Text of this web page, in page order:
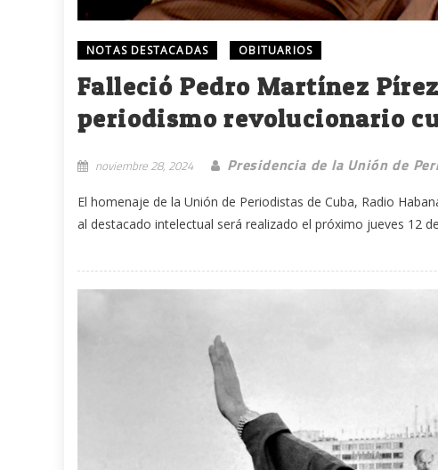
NOTAS DESTACADAS OBITUARIOS
Falleció Pedro Martínez
periodismo revolucionario
noviembre 28, 2024 Presidencia de la Unión de
El homenaje de la Unión de Periodistas de Cuba, Radio
al destacado intelectual será realizado el próximo jueves 12